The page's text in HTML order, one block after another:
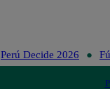
Perú Decide 2026